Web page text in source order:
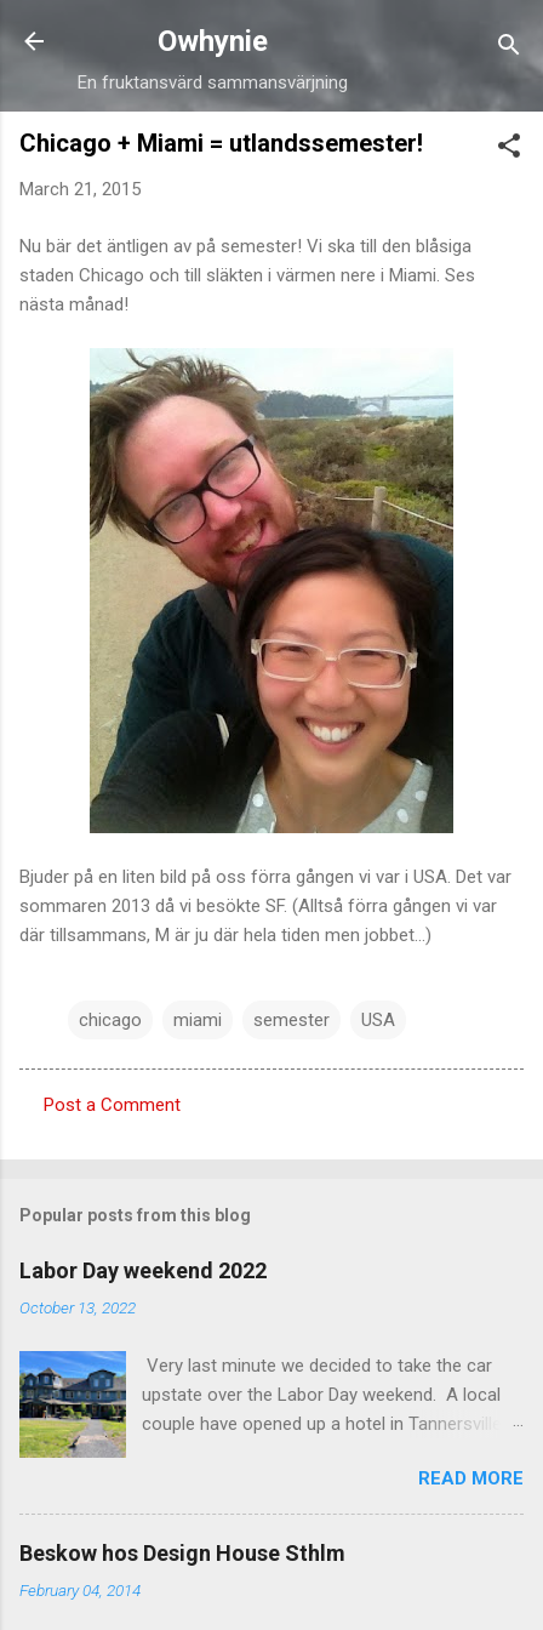
Skip to main content
Owhynie
En fruktansvärd sammansvärjning
Chicago + Miami = utlandssemester!
March 21, 2015
Nu bär det äntligen av på semester! Vi ska till den blåsiga
staden Chicago och till släkten i värmen nere i Miami. Ses
nästa månad!
Bjuder på en liten bild på oss förra gången vi var i USA. Det var
sommaren 2013 då vi besökte SF. (Alltså förra gången vi var
där tillsammans, M är ju där hela tiden men jobbet...)
chicago miami semester USA
o
m
e
n
s
Post a Comment
Popular posts from this blog
Labor Day weekend 2022
October 13, 2022
Very last minute we decided to take the car
upstate over the Labor Day weekend. A local
couple have opened up a hotel in Tannersville
Beautiful place, Hotel Lilien . I think we came up
round the first week they were open. The entire
hotel looks like it's picked from an interior
magazine. We did not stay in the main building.
READ MORE
Beskow hos Design House Sthlm
February 04, 2014